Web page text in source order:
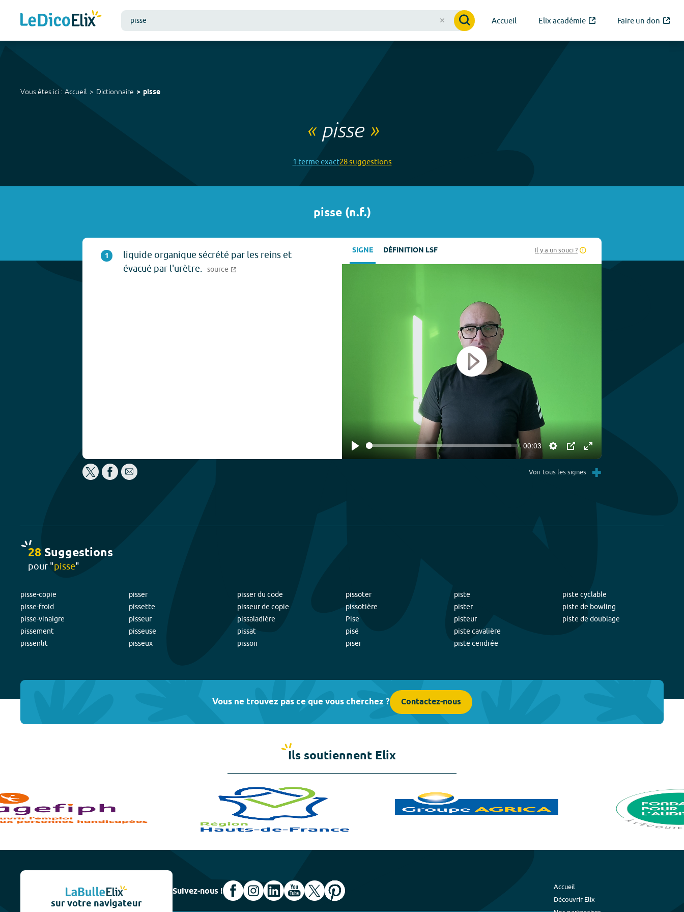
Accueil Elix académie Faire un don
Vous êtes ici : Accueil Dictionnaire pisse
« pisse»
1 termeexact28suggestions
pisse(n.f.)
1
liquide organique sécrété par les reins et
évacué par l'urètre. source
SIGNE DÉFINITION LSF Il y a un souci ?
Play
00:03
Settings
PIP Enter
fullscreen
Play
Voir tous les signes +
28 Suggestions
pour "pisse"
pisse-copie
pisse-froid
pisse-vinaigre
pissement
pissenlit
pisser
pissette
pisseur
pisseuse
pisseux
pisser du code
pisseur de copie
pissaladière
pissat
pissoir
pissoter
pissotière
Pise
pisé
piser
piste
pister
pisteur
piste cavalière
piste cendrée
piste cyclable
piste de bowling
piste de doublage
Vous ne trouvez pas ce que vous cherchez ? Contactez-nous
Ils soutiennent Elix
sur votre navigateur
Suivez-nous !
Accueil
Découvrir Elix